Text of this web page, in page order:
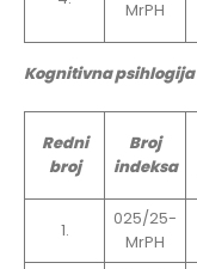
MrPH
Kognitivna psihlogija
Redni
broj
Broj
indeksa
1.
025/25-
MrPH